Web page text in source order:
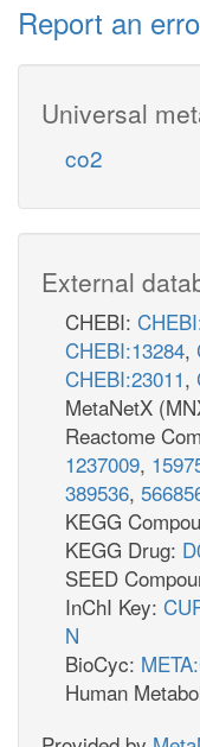
Report an
Universal
co2
External
CHEBI:
CHEBI:13284,
CHEBI:23011,
MetaNetX
Reactome
1237009,
389536,
KEGG
KEGG Drug:
SEED
InChI Key:
N
BioCyc:
Human